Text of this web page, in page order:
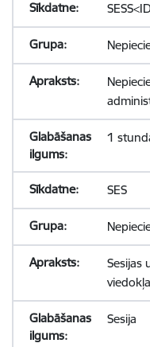
1
SES
Sesijas
Sesija